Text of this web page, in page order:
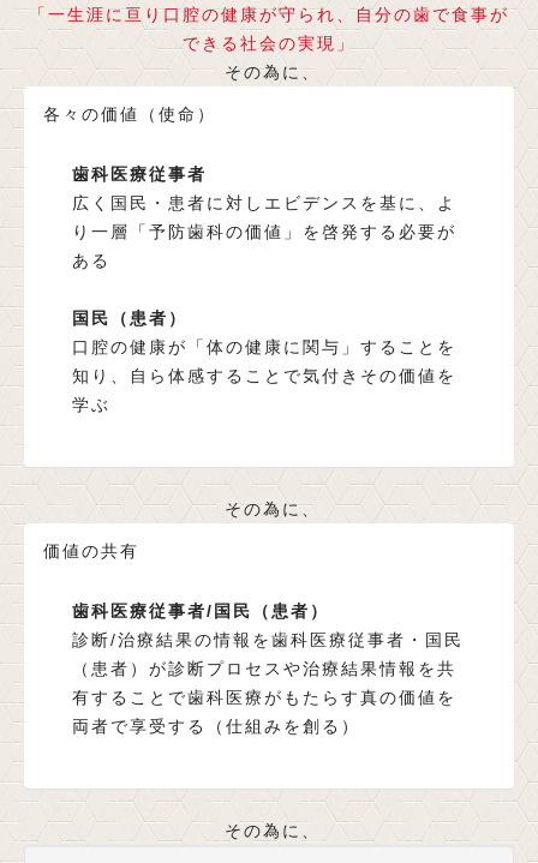
「一生涯に亘り口腔の健康が守られ、自分の歯で食事が
できる社会の実現」
その為に、
各々の価値（使命）
歯科医療従事者
広く国民・患者に対しエビデンスを基に、よ
り一層「予防歯科の価値」を啓発する必要が
ある
国民（患者）
口腔の健康が「体の健康に関与」することを
知り、自ら体感することで気付きその価値を
学ぶ
その為に、
価値の共有
歯科医療従事者/国民（患者）
診断/治療結果の情報を歯科医療従事者・国民
（患者）が診断プロセスや治療結果情報を共
有することで歯科医療がもたらす真の価値を
両者で享受する（仕組みを創る）
その為に、